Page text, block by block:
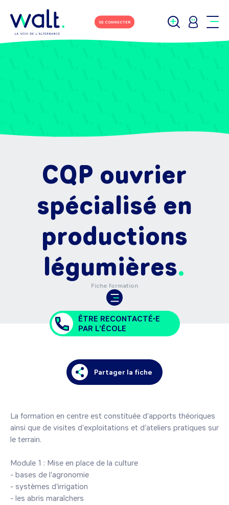
SE CONNECTER
CQP ouvrier
spécialisé en
productions
légumières
Fiche formation
ÊTRE RECONTACTÉ•E
PAR L'ÉCOLE
Partager la fiche
La formation en centre est constituée d'apports théoriques
ainsi que de visites d'exploitations et d'ateliers pratiques sur
le terrain.
Module 1 : Mise en place de la culture
- bases de l'agronomie
- systèmes d'irrigation
- les abris maraîchers